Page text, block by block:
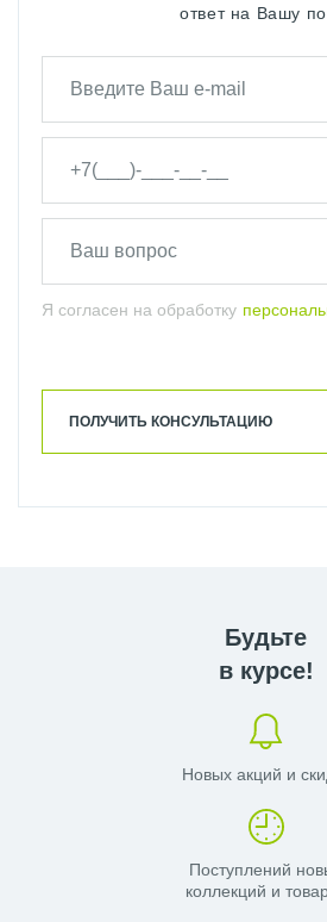
ответ на Вашу
Я согласен на обработку
ПОЛУЧИТЬ КОНСУЛЬТАЦИЮ
Будьте
в курсе!
Новых акций и
Поступлений
коллекций и